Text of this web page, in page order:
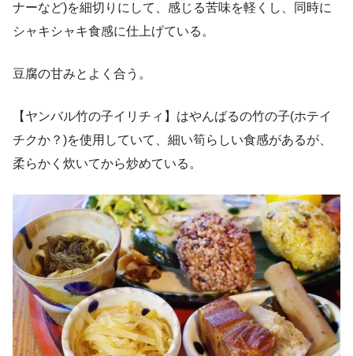
ナーなど)を細切りにして、感じる苦味を軽くし、同時に
シャキシャキ食感に仕上げている。
豆腐の甘みとよく合う。
【ヤンバル竹の子イリチィ】はやんばるの竹の子(ホテイ
チクか？)を使用していて、細い筍らしい食感があるが、
柔らかく炊いてから炒めている。